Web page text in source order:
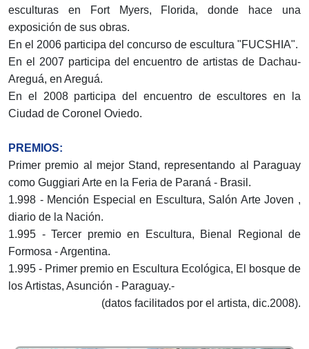
esculturas en Fort Myers, Florida, donde hace una
exposición de sus obras.
En el 2006 participa del concurso de escultura "FUCSHIA".
En el 2007 participa del encuentro de artistas de Dachau-
Areguá, en Areguá.
En el 2008 participa del encuentro de escultores en la
Ciudad de Coronel Oviedo.
PREMIOS:
Primer premio al mejor Stand, representando al Paraguay
como Guggiari Arte en la Feria de Paraná - Brasil.
1.998 - Mención Especial en Escultura, Salón Arte Joven ,
diario de la Nación.
1.995 - Tercer premio en Escultura, Bienal Regional de
Formosa - Argentina.
1.995 - Primer premio en Escultura Ecológica, El bosque de
los Artistas, Asunción - Paraguay.-
(datos facilitados por el artista, dic.2008).